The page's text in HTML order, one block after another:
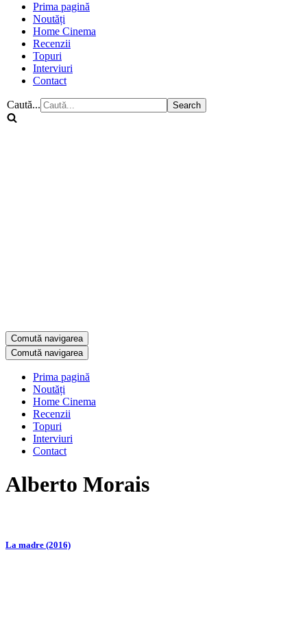
Prima pagină
Noutăți
Home Cinema
Recenzii
Topuri
Interviuri
Contact
Caută...
Comută navigarea
Comută navigarea
Prima pagină
Noutăți
Home Cinema
Recenzii
Topuri
Interviuri
Contact
Alberto Morais
La madre (2016)